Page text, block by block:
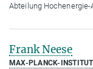
Abteilung
Frank Neese
MAX-PLANCK-